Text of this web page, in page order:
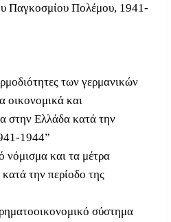
Παγκοσμίου Πολέμου, 1941-
των γερμανικών
οικονομικά και
στην Ελλάδα κατά την
1944”
νόμισμα και τα μέτρα
την περίοδο της
σύστημα